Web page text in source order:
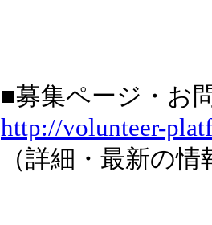
■募集ページ・お
http://volunteer-
（詳細・最新の